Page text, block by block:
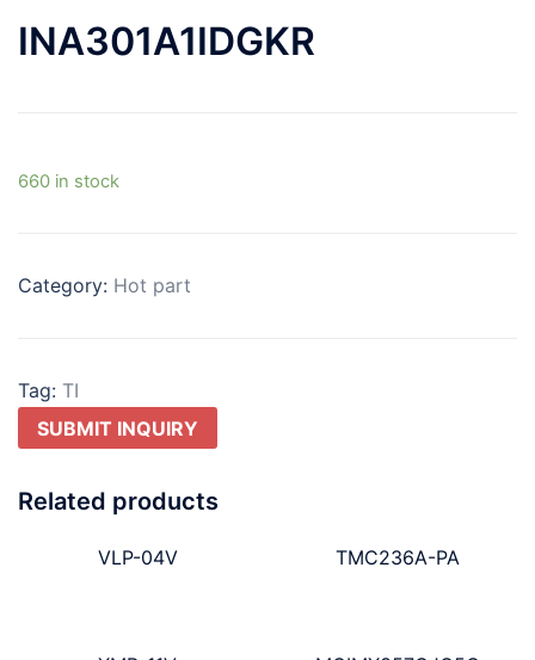
INA301A1IDGKR
660 in stock
Category: Hot part
Tag: TI
SUBMIT INQUIRY
Related products
VLP-04V TMC236A-PA